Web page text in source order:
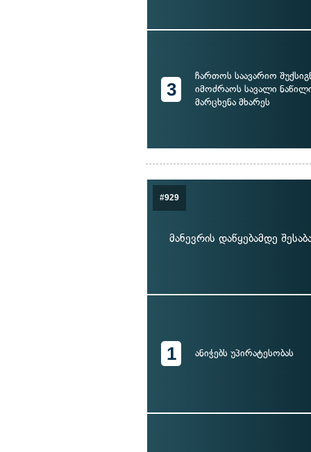
3
ჩართოს საავარიო
იმოძრაოს სავალი
მარცხენა მხარეს
#929
მანევრის დაწყებამდე
1 ანიჭებს უპირატესობას